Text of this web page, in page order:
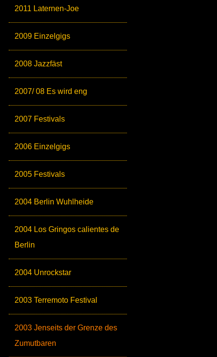
2011 Laternen-Joe
2009 Einzelgigs
2008 Jazzfäst
2007/ 08 Es wird eng
2007 Festivals
2006 Einzelgigs
2005 Festivals
2004 Berlin Wuhlheide
2004 Los Gringos calientes de
Berlin
2004 Unrockstar
2003 Terremoto Festival
2003 Jenseits der Grenze des
Zumutbaren